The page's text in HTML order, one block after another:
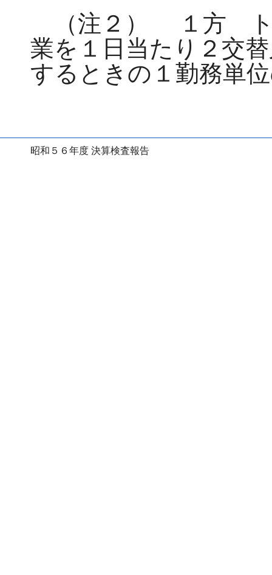
（注２）
１方 ト
業を１日当たり２交
するときの１勤務単
昭和５６年度 決算検査報告